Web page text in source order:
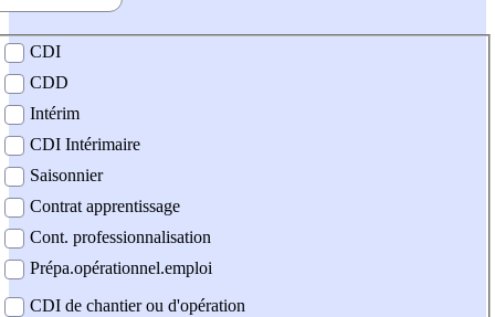
contrat
CDI
CDD
Intérim
CDI Intérimaire
Saisonnier
Contrat apprentissage
Cont. professionnalisation
Prépa.opérationnel.emploi
CDI de chantier ou d'opération